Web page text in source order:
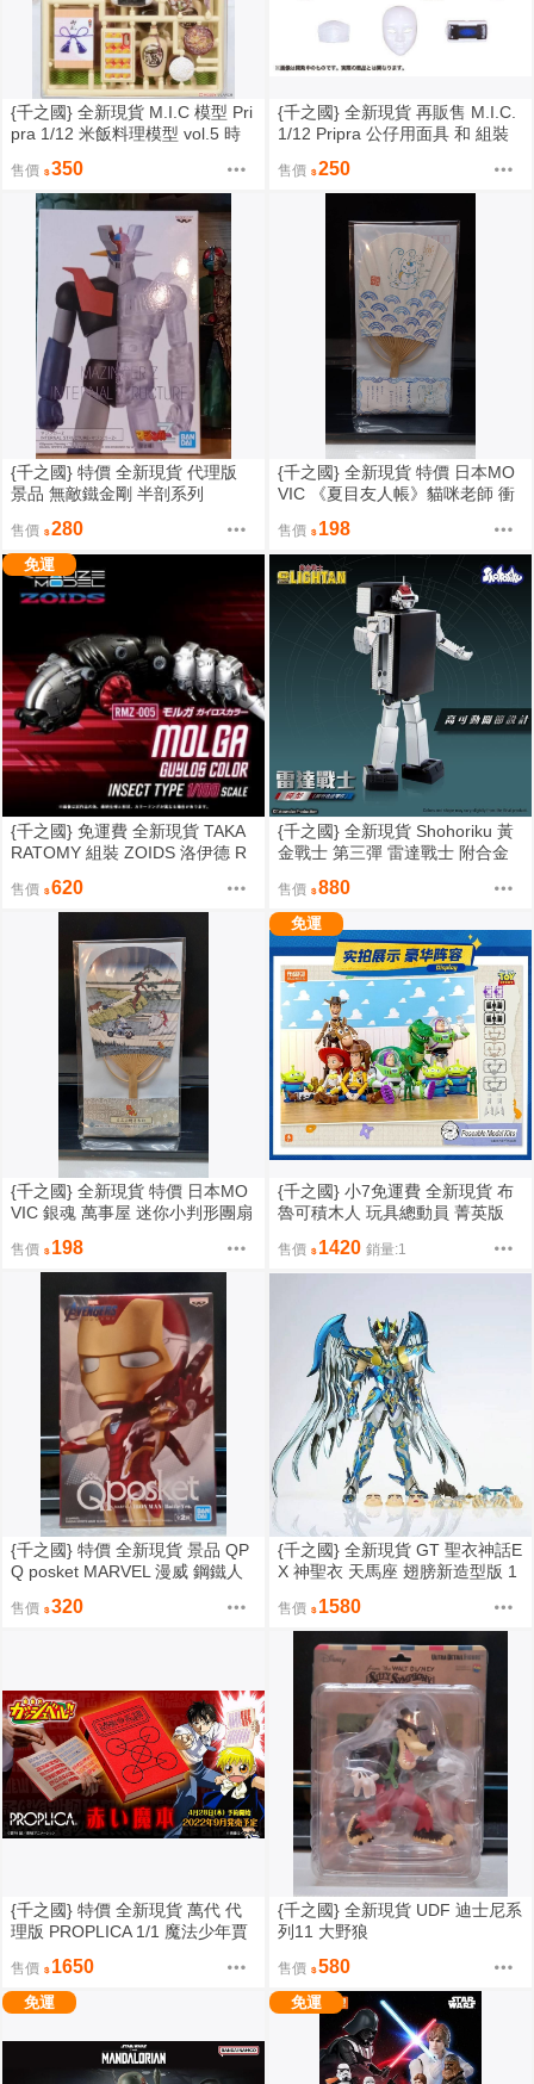
{千之國} 全新現貨 M.I.C 模型 Pri
pra 1/12 米飯料理模型 vol.5 時
售價 350
{千之國} 全新現貨 再販售 M.I.C.
1/12 Pripra 公仔用面具 和 組裝
售價 250
{千之國} 特價 全新現貨 代理版
景品 無敵鐵金剛 半剖系列
售價 280
{千之國} 全新現貨 特價 日本MO
VIC 《夏目友人帳》貓咪老師 衝
售價 198
免運
{千之國} 免運費 全新現貨 TAKA
RATOMY 組裝 ZOIDS 洛伊德 R
售價 620
{千之國} 全新現貨 Shohoriku 黃
金戰士 第三彈 雷達戰士 附合金
售價 880
{千之國} 全新現貨 特價 日本MO
VIC 銀魂 萬事屋 迷你小判形團扇
售價 198
免運
{千之國} 小7免運費 全新現貨 布
魯可積木人 玩具總動員 菁英版
售價 1420 銷量:1
{千之國} 特價 全新現貨 景品 QP
Q posket MARVEL 漫威 鋼鐵人
售價 320
{千之國} 全新現貨 GT 聖衣神話E
X 神聖衣 天馬座 翅膀新造型版 1
售價 1580
{千之國} 特價 全新現貨 萬代 代
理版 PROPLICA 1/1 魔法少年賈
售價 1650
{千之國} 全新現貨 UDF 迪士尼系
列11 大野狼
售價 580
免運 免運